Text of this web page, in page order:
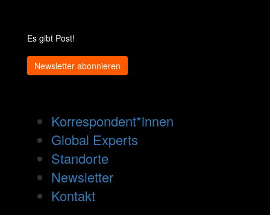
Es gibt Post!
Newsletter abonnieren
Korrespondent*innen
Global Experts
Standorte
Newsletter
Kontakt